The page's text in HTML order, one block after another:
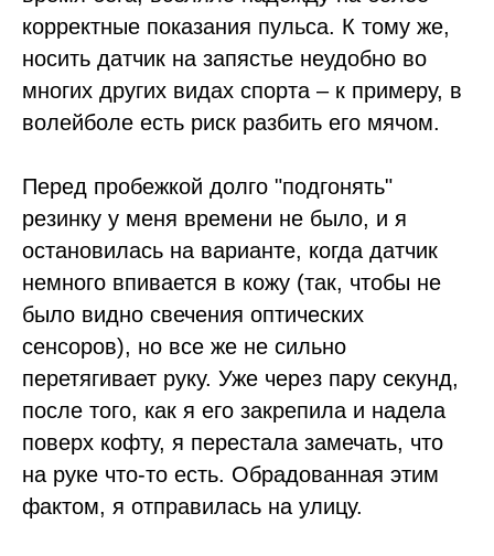
корректные показания пульса. К тому же,
носить датчик на запястье неудобно во
многих других видах спорта – к примеру, в
волейболе есть риск разбить его мячом.
Перед пробежкой долго "подгонять"
резинку у меня времени не было, и я
остановилась на варианте, когда датчик
немного впивается в кожу (так, чтобы не
было видно свечения оптических
сенсоров), но все же не сильно
перетягивает руку. Уже через пару секунд,
после того, как я его закрепила и надела
поверх кофту, я перестала замечать, что
на руке что-то есть. Обрадованная этим
фактом, я отправилась на улицу.